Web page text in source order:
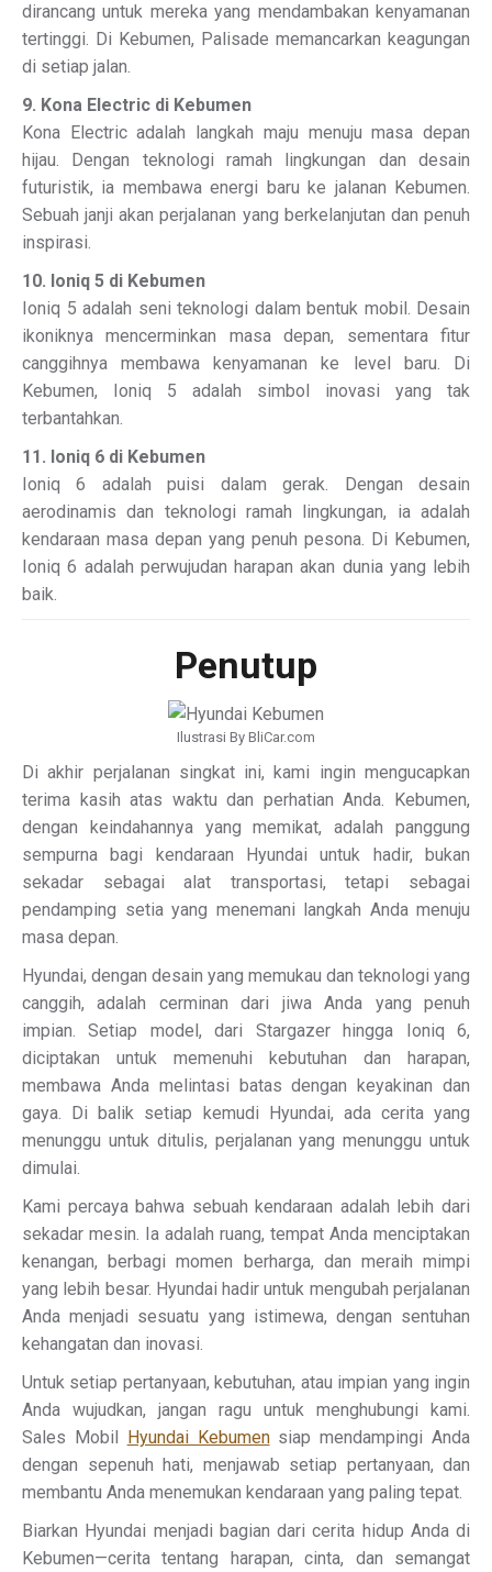
dirancang untuk mereka yang mendambakan kenyamanan
tertinggi. Di Kebumen, Palisade memancarkan keagungan
di setiap jalan.
9. Kona Electric di Kebumen
Kona Electric adalah langkah maju menuju masa depan
hijau. Dengan teknologi ramah lingkungan dan desain
futuristik, ia membawa energi baru ke jalanan Kebumen.
Sebuah janji akan perjalanan yang berkelanjutan dan penuh
inspirasi.
10. Ioniq 5 di Kebumen
Ioniq 5 adalah seni teknologi dalam bentuk mobil. Desain
ikoniknya mencerminkan masa depan, sementara fitur
canggihnya membawa kenyamanan ke level baru. Di
Kebumen, Ioniq 5 adalah simbol inovasi yang tak
terbantahkan.
11. Ioniq 6 di Kebumen
Ioniq 6 adalah puisi dalam gerak. Dengan desain
aerodinamis dan teknologi ramah lingkungan, ia adalah
kendaraan masa depan yang penuh pesona. Di Kebumen,
Ioniq 6 adalah perwujudan harapan akan dunia yang lebih
baik.
Penutup
Ilustrasi By BliCar.com
Di akhir perjalanan singkat ini, kami ingin mengucapkan
terima kasih atas waktu dan perhatian Anda. Kebumen,
dengan keindahannya yang memikat, adalah panggung
sempurna bagi kendaraan Hyundai untuk hadir, bukan
sekadar sebagai alat transportasi, tetapi sebagai
pendamping setia yang menemani langkah Anda menuju
masa depan.
Hyundai, dengan desain yang memukau dan teknologi yang
canggih, adalah cerminan dari jiwa Anda yang penuh
impian. Setiap model, dari Stargazer hingga Ioniq 6,
diciptakan untuk memenuhi kebutuhan dan harapan,
membawa Anda melintasi batas dengan keyakinan dan
gaya. Di balik setiap kemudi Hyundai, ada cerita yang
menunggu untuk ditulis, perjalanan yang menunggu untuk
dimulai.
Kami percaya bahwa sebuah kendaraan adalah lebih dari
sekadar mesin. Ia adalah ruang, tempat Anda menciptakan
kenangan, berbagi momen berharga, dan meraih mimpi
yang lebih besar. Hyundai hadir untuk mengubah perjalanan
Anda menjadi sesuatu yang istimewa, dengan sentuhan
kehangatan dan inovasi.
Untuk setiap pertanyaan, kebutuhan, atau impian yang ingin
Anda wujudkan, jangan ragu untuk menghubungi kami.
Sales Mobil Hyundai Kebumensiap mendampingi Anda
dengan sepenuh hati, menjawab setiap pertanyaan, dan
membantu Anda menemukan kendaraan yang paling tepat.
Biarkan Hyundai menjadi bagian dari cerita hidup Anda di
Kebumen—cerita tentang harapan, cinta, dan semangat